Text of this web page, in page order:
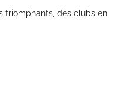
triomphants, des clubs en